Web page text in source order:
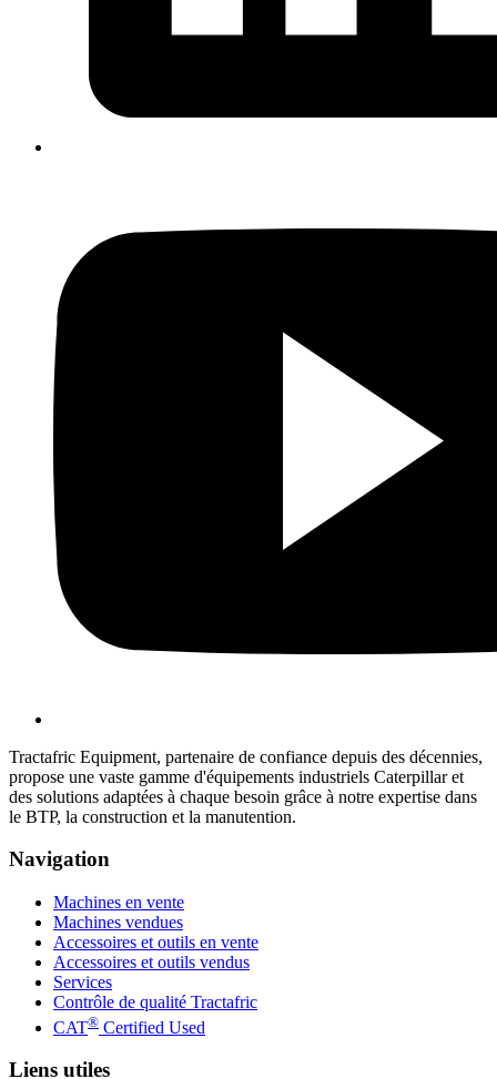
Tractafric Equipment, partenaire de confiance depuis des décennies,
propose une vaste gamme d'équipements industriels Caterpillar et
des solutions adaptées à chaque besoin grâce à notre expertise dans
le BTP, la construction et la manutention.
Navigation
Machines en vente
Machines vendues
Accessoires et outils en vente
Accessoires et outils vendus
Services
Contrôle de qualité Tractafric
CAT® Certified Used
Liens utiles